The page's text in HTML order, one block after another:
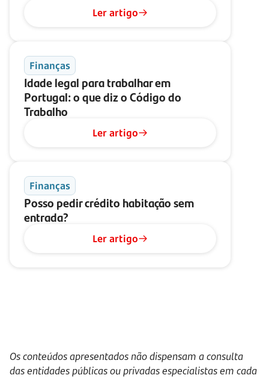
Ler artigo
Finanças
Idade legal para trabalhar em
Portugal: o que diz o Código do
Trabalho
Ler artigo
Finanças
Posso pedir crédito habitação sem
entrada?
Ler artigo
Os conteúdos apresentados não dispensam a consulta
das entidades públicas ou privadas especialistas em cada